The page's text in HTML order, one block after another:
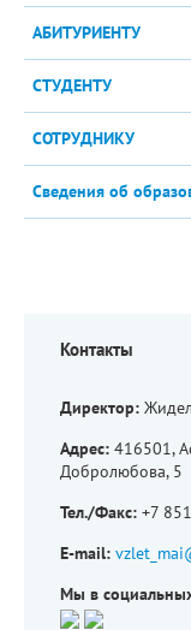
АБИТУРИЕНТУ
СТУДЕНТУ
СОТРУДНИКУ
Сведения об
Контакты
Директор:
Адрес: 416501,
Добролюбова, 5
Тел./Факс: +7
E-mail:
Мы в